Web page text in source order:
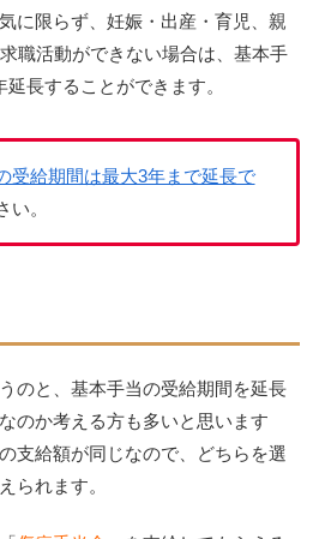
に限らず、妊娠・出産・育児、親
職活動ができない場合は、基本手
長することができます。
受給期間は最大3年まで延長で
い。
のと、基本手当の受給期間を延長
のか考える方も多いと思います
支給額が同じなので、どちらを選
られます。